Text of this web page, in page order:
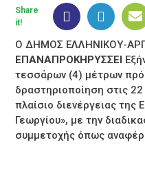
Ο ΔΗΜΟΣ ΕΛΛΗΝΙΚΟΥ-
ΕΠΑΝΑΠΡΟΚΗΡΥΣΣΕΙ
τεσσάρων (4) μέτρων
δραστηριοποίηση στις
πλαίσιο διενέργειας της
Γεωργίου», με την
συμμετοχής όπως
Share
it!